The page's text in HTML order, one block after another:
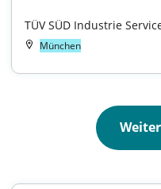
TÜV SÜD Industrie
München